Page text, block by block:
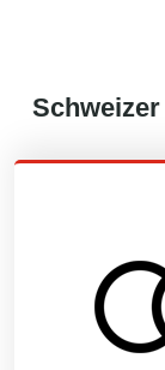
Schweizer